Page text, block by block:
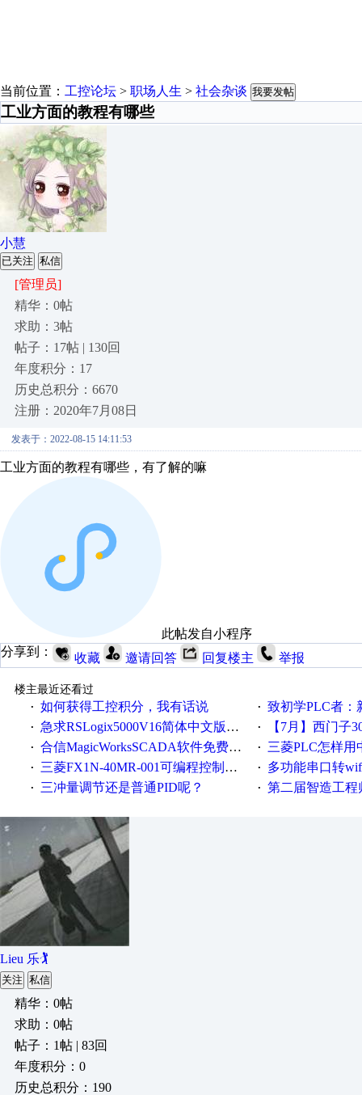
当前位置： 工控论坛 > 职场人生 > 社会杂谈 我要发帖
工业方面的教程有哪些
小慧
已关注 私信
[管理员]
精华：0帖
求助：3帖
帖子：17帖 | 130回
年度积分：17
历史总积分：6670
注册：2020年7月08日
发表于：2022-08-15 14:11:53
工业方面的教程有哪些，有了解的嘛
此帖发自小程序
分享到：
收藏 邀请回答 回复楼主 举报
楼主最近还看过
· 如何获得工控积分，我有话说 · 致初学PLC者：新人
· 急求RSLogix5000V16简体中文版！！！急急急 · 【7月】西门子300/
· 合信MagicWorksSCADA软件免费下载，好礼相送，并提供技术支持，永久免费！ · 三菱PLC怎样用
· 三菱FX1N-40MR-001可编程控制器输入端口故障维修一例 · 多功能串口转wifi/以太网转WIFI/串口转以太网/
· 三冲量调节还是普通PID呢？ · 第二届智造工程师节
Lieu 乐🏌
关注 私信
精华：0帖
求助：0帖
帖子：1帖 | 83回
年度积分：0
历史总积分：190